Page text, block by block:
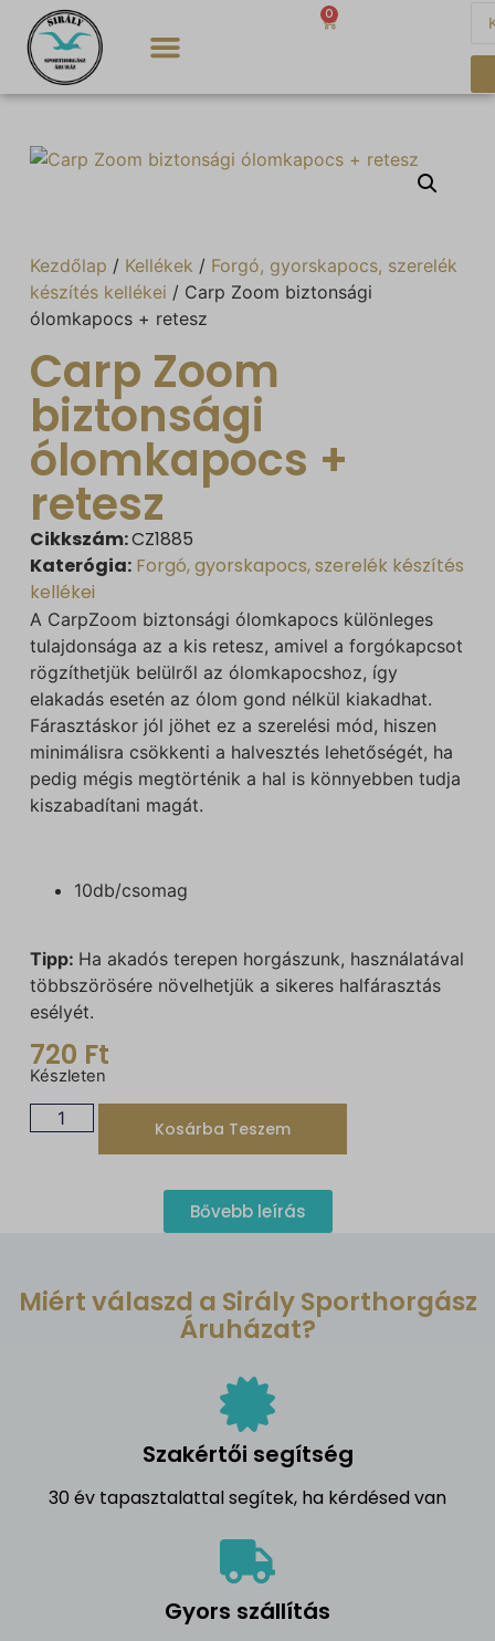
Ft 0
Kezdőlap / Kellékek / Forgó, gyorskapocs, szerelék
készítés kellékei / Carp Zoom biztonsági
ólomkapocs + retesz
Carp Zoom
biztonsági
ólomkapocs +
retesz
Cikkszám:CZ1885
Katerógia: Forgó, gyorskapocs, szerelék készítés
kellékei
A CarpZoom biztonsági ólomkapocs különleges
tulajdonsága az a kis retesz, amivel a forgókapcsot
rögzíthetjük belülről az ólomkapocshoz, így
elakadás esetén az ólom gond nélkül kiakadhat.
Fárasztáskor jól jöhet ez a szerelési mód, hiszen
minimálisra csökkenti a halvesztés lehetőségét, ha
pedig mégis megtörténik a hal is könnyebben tudja
kiszabadítani magát.
10db/csomag
Tipp: Ha akadós terepen horgászunk, használatával
többszörösére növelhetjük a sikeres halfárasztás
esélyét.
720 Ft
Készleten
Kosárba Teszem
Bővebb leírás
Miért válaszd a Sirály Sporthorgász
Áruházat?
Szakértői segítség
30 év tapasztalattal segítek, ha kérdésed van
Gyors szállítás